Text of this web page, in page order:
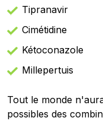
Tipranavir
Cimétidine
Kétoconazole
Millepertuis
Tout le monde
possibles des